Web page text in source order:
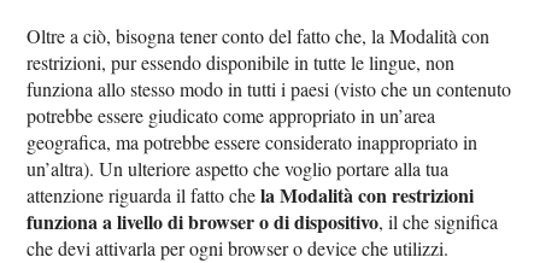
Oltre a ciò, bisogna tener conto del fatto che, la Modalità con
restrizioni, pur essendo disponibile in tutte le lingue, non
funziona allo stesso modo in tutti i paesi (visto che un contenuto
potrebbe essere giudicato come appropriato in un’area
geografica, ma potrebbe essere considerato inappropriato in
un’altra). Un ulteriore aspetto che voglio portare alla tua
attenzione riguarda il fatto chela Modalità con restrizioni
funziona a livello di browser o di dispositivo, il che significa
che devi attivarla per ogni browser o device che utilizzi.